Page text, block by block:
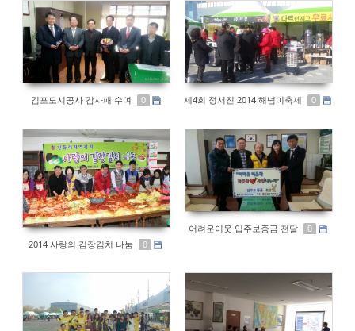
김포도시공사 감사패 수여 0 제4회 정서진 2014 해넘이축제 0
2014 사랑의 김장김치 나눔 0
어려운이웃 입주보증금 전달 0